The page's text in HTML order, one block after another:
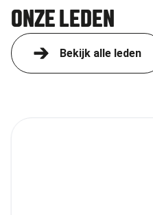
ONZE LEDEN
Bekijk alle leden